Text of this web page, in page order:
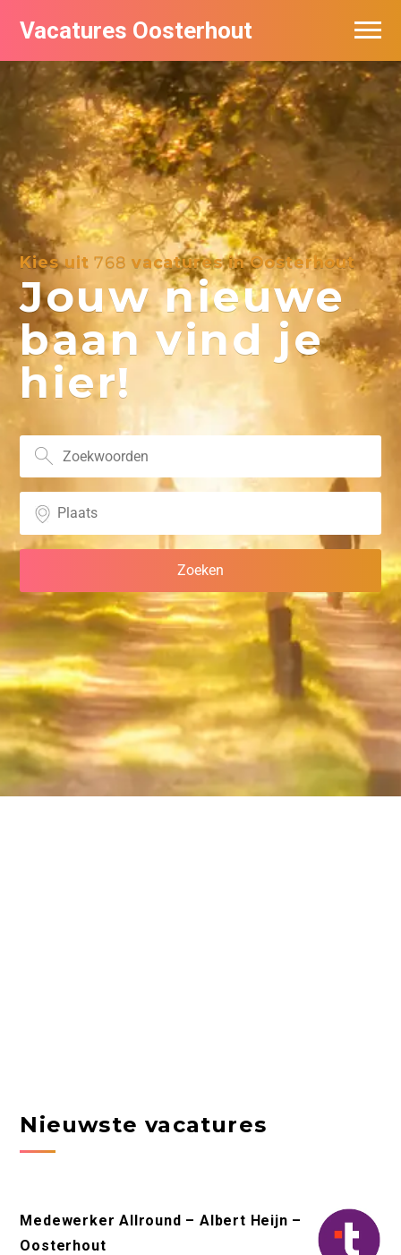
Vacatures Oosterhout
Kies uit768 vacatures in Oosterhout
Jouw nieuwe
baan vind je
hier!
Nieuwste vacatures
Medewerker Allround – Albert Heijn –
Oosterhout
Vacatures per bedrijf